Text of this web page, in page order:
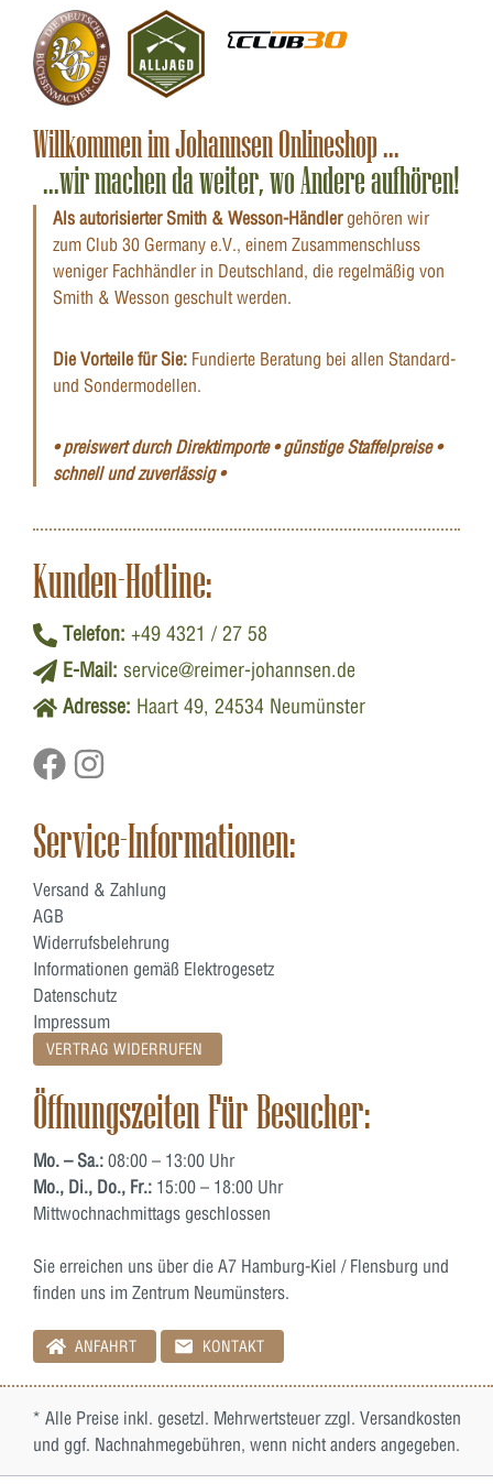
Willkommen im Johannsen Onlineshop ...
...wir machen da weiter, wo Andere aufhören!
Als autorisierter Smith & Wesson-Händlergehören wir
zum Club 30 Germany e.V., einem Zusammenschluss
weniger Fachhändler in Deutschland, die regelmäßig von
Smith & Wesson geschult werden.
Die Vorteile für Sie: Fundierte Beratung bei allen Standard-
und Sondermodellen.
• preiswert durch Direktimporte • günstige Staffelpreise •
schnell und zuverlässig •
Kunden-Hotline:
Telefon: +49 4321 / 27 58
E-Mail: service@reimer-johannsen.de
Adresse: Haart 49, 24534 Neumünster
Service-Informationen:
Versand & Zahlung
AGB
Widerrufsbelehrung
Informationen gemäß Elektrogesetz
Datenschutz
Impressum
VERTRAG WIDERRUFEN
Öffnungszeiten Für Besucher:
Mo. – Sa.: 08:00 – 13:00 Uhr
Mo., Di., Do., Fr.: 15:00 – 18:00 Uhr
Mittwochnachmittags geschlossen
Sie erreichen uns über die A7 Hamburg-Kiel / Flensburg und
finden uns im Zentrum Neumünsters.
ANFAHRT KONTAKT
* Alle Preise inkl. gesetzl. Mehrwertsteuer zzgl. Versandkosten
und ggf. Nachnahmegebühren, wenn nicht anders angegeben.